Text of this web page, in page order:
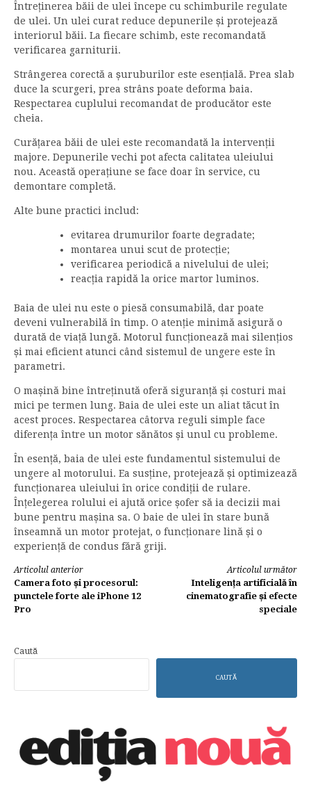
Întreținerea băii de ulei începe cu schimburile regulate
de ulei. Un ulei curat reduce depunerile și protejează
interiorul băii. La fiecare schimb, este recomandată
verificarea garniturii.
Strângerea corectă a șuruburilor este esențială. Prea slab
duce la scurgeri, prea strâns poate deforma baia.
Respectarea cuplului recomandat de producător este
cheia.
Curățarea băii de ulei este recomandată la intervenții
majore. Depunerile vechi pot afecta calitatea uleiului
nou. Această operațiune se face doar în service, cu
demontare completă.
Alte bune practici includ:
evitarea drumurilor foarte degradate;
montarea unui scut de protecție;
verificarea periodică a nivelului de ulei;
reacția rapidă la orice martor luminos.
Baia de ulei nu este o piesă consumabilă, dar poate
deveni vulnerabilă în timp. O atenție minimă asigură o
durată de viață lungă. Motorul funcționează mai silențios
și mai eficient atunci când sistemul de ungere este în
parametri.
O mașină bine întreținută oferă siguranță și costuri mai
mici pe termen lung. Baia de ulei este un aliat tăcut în
acest proces. Respectarea câtorva reguli simple face
diferența între un motor sănătos și unul cu probleme.
În esență, baia de ulei este fundamentul sistemului de
ungere al motorului. Ea susține, protejează și optimizează
funcționarea uleiului în orice condiții de rulare.
Înțelegerea rolului ei ajută orice șofer să ia decizii mai
bune pentru mașina sa. O baie de ulei în stare bună
înseamnă un motor protejat, o funcționare lină și o
experiență de condus fără griji.
Continuă
lectura
Articolul anterior
Camera foto și procesorul:
punctele forte ale iPhone 12
Pro
Articolul următor
Inteligența artificială în
cinematografie și efecte
speciale
Caută
CAUTĂ